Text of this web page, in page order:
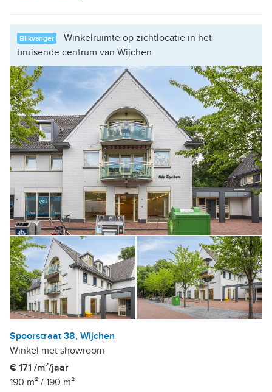
Blikvanger
Winkelruimte op zichtlocatie in het
bruisende centrum van Wijchen
Spoorstraat 38, Wijchen
Winkel met showroom
€ 171 /m²/jaar
190 m² / 190 m²